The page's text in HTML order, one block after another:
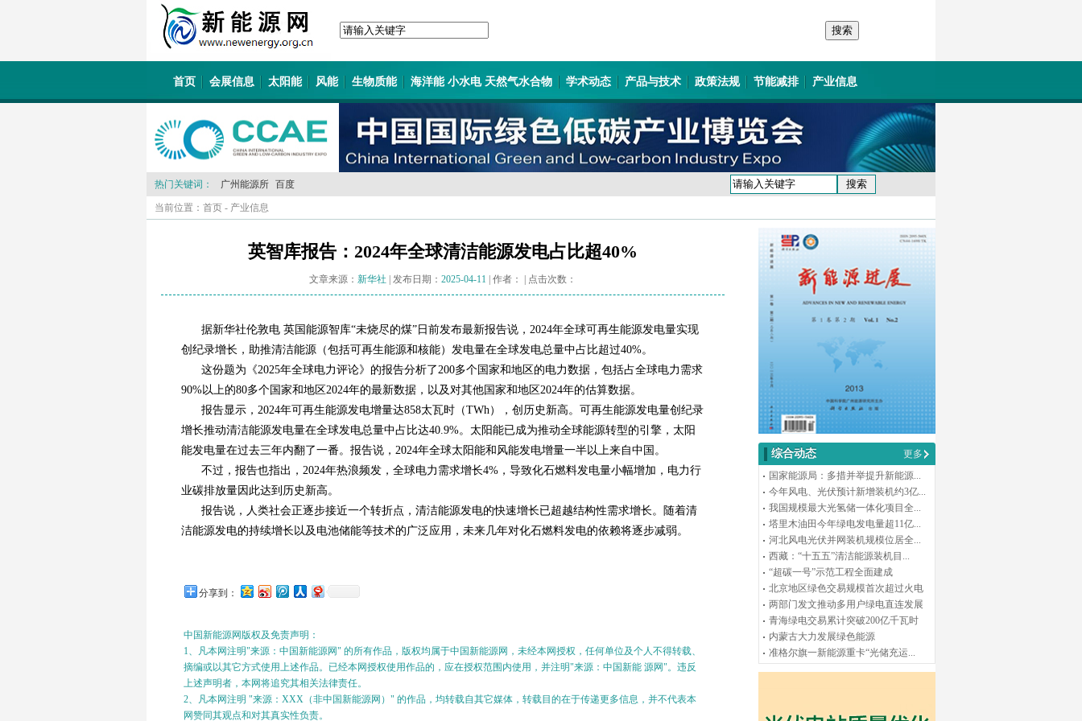
首页 会展信息 太阳能 风能 生物质能 海洋能 小水电 天然气水合物 学术动态 产品与技术 政策法规 节能减排 产业信息
热门关键词： 广州能源所 百度
当前位置： 首页 - 产业信息
英智库报告：2024年全球清洁能源发电占比超40%
文章来源： 新华社 | 发布日期： 2025-04-11 | 作者： | 点击次数：
据新华社伦敦电 英国能源智库“未烧尽的煤”日前发布最新报告说，2024年全球可再生能源发电量实现
创纪录增长，助推清洁能源（包括可再生能源和核能）发电量在全球发电总量中占比超过40%。
这份题为《2025年全球电力评论》的报告分析了200多个国家和地区的电力数据，包括占全球电力需求
90%以上的80多个国家和地区2024年的最新数据，以及对其他国家和地区2024年的估算数据。
报告显示，2024年可再生能源发电增量达858太瓦时（TWh），创历史新高。可再生能源发电量创纪录
增长推动清洁能源发电量在全球发电总量中占比达40.9%。太阳能已成为推动全球能源转型的引擎，太阳
能发电量在过去三年内翻了一番。报告说，2024年全球太阳能和风能发电增量一半以上来自中国。
不过，报告也指出，2024年热浪频发，全球电力需求增长4%，导致化石燃料发电量小幅增加，电力行
业碳排放量因此达到历史新高。
报告说，人类社会正逐步接近一个转折点，清洁能源发电的快速增长已超越结构性需求增长。随着清
洁能源发电的持续增长以及电池储能等技术的广泛应用，未来几年对化石燃料发电的依赖将逐步减弱。
分享到：
中国新能源网版权及免责声明：
1、凡本网注明"来源：中国新能源网" 的所有作品，版权均属于中国新能源网，未经本网授权，任何单位及个人不得转载、
摘编或以其它方式使用上述作品。已经本网授权使用作品的，应在授权范围内使用，并注明"来源：中国新能 源网"。违反
上述声明者，本网将追究其相关法律责任。
2、凡本网注明 "来源：XXX（非中国新能源网）" 的作品，均转载自其它媒体，转载目的在于传递更多信息，并不代表本
网赞同其观点和对其真实性负责。
综合动态
更多
国家能源局：多措并举提升新能源...
今年风电、光伏预计新增装机约3亿...
我国规模最大光氢储一体化项目全...
塔里木油田今年绿电发电量超11亿...
河北风电光伏并网装机规模位居全...
西藏：“十五五”清洁能源装机目...
“超碳一号”示范工程全面建成
北京地区绿色交易规模首次超过火电
两部门发文推动多用户绿电直连发展
青海绿电交易累计突破200亿千瓦时
内蒙古大力发展绿色能源
准格尔旗一新能源重卡“光储充运...